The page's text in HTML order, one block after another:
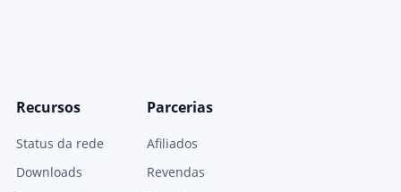
Recursos
Status da rede
Downloads
Parcerias
Afiliados
Revendas